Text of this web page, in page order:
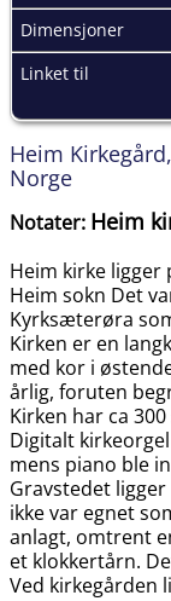
Dimensjoner
Linket til
Heim
Norge
Notater: Heim
Heim kirke ligger
Heim sokn Det
Kyrksæterøra
Kirken er en
med kor i
årlig, foruten
Kirken har ca
Digitalt
mens piano ble
Gravstedet
ikke var egnet
anlagt, omtrent
et klokkertårn.
Ved kirkegården